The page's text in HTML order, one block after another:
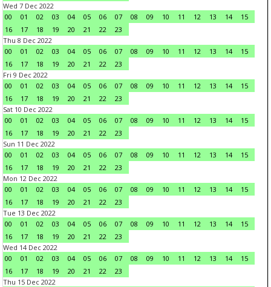
Wed 7 Dec 2022
00
01 02 03 04 05 06 07 08 09 10 11 12 13 14
15
16
17 18 19 20 21 22
23
Thu 8 Dec 2022
00
01 02 03 04 05 06 07 08 09 10 11 12 13 14
15
16
17 18 19 20 21 22
23
Fri 9 Dec 2022
00
01 02 03 04 05 06 07 08 09 10 11 12 13 14
15
16
17 18 19 20 21 22
23
Sat 10 Dec 2022
00
01 02 03 04 05 06 07 08 09 10 11 12 13 14
15
16
17 18 19 20 21 22
23
Sun 11 Dec 2022
00
01 02 03 04 05 06 07 08 09 10 11 12 13 14
15
16
17 18 19 20 21 22
23
Mon 12 Dec 2022
00
01 02 03 04 05 06 07 08 09 10 11 12 13 14
15
16
17 18 19 20 21 22
23
Tue 13 Dec 2022
00
01 02 03 04 05 06 07 08 09 10 11 12 13 14
15
16
17 18 19 20 21 22
23
Wed 14 Dec 2022
00
01 02 03 04 05 06 07 08 09 10 11 12 13 14
15
16
17 18 19 20 21 22
23
Thu 15 Dec 2022